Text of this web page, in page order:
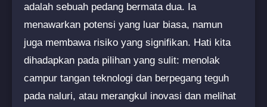
adalah sebuah pedang bermata dua. Ia
menawarkan potensi yang luar biasa, namun
juga membawa risiko yang signifikan. Hati kita
dihadapkan pada pilihan yang sulit: menolak
campur tangan teknologi dan berpegang teguh
pada naluri, atau merangkul inovasi dan melihat